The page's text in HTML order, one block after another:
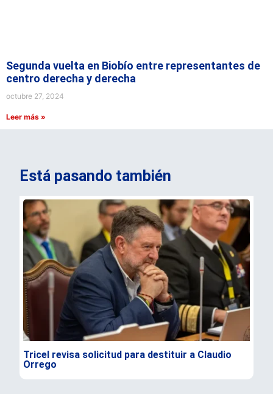
Segunda vuelta en Biobío entre representantes de
centro derecha y derecha
octubre 27, 2024
Leer más »
Está pasando también
Tricel revisa solicitud para destituir a Claudio
Orrego